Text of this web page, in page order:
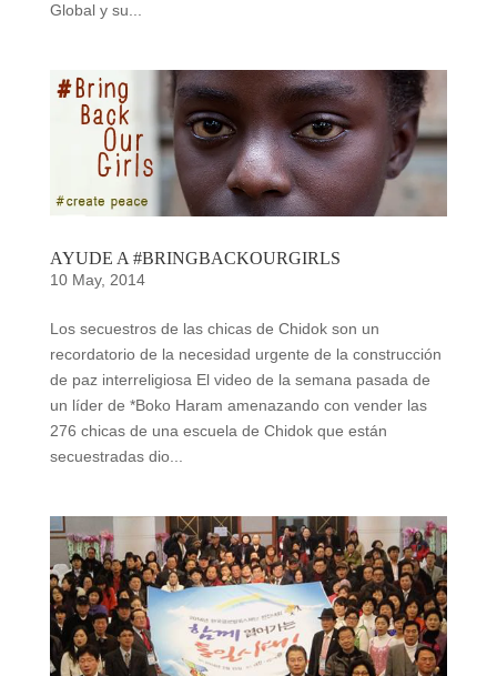
Global y su...
AYUDE A #BRINGBACKOURGIRLS
10 May, 2014
Los secuestros de las chicas de Chidok son un
recordatorio de la necesidad urgente de la construcción
de paz interreligiosa El video de la semana pasada de
un líder de *Boko Haram amenazando con vender las
276 chicas de una escuela de Chidok que están
secuestradas dio...